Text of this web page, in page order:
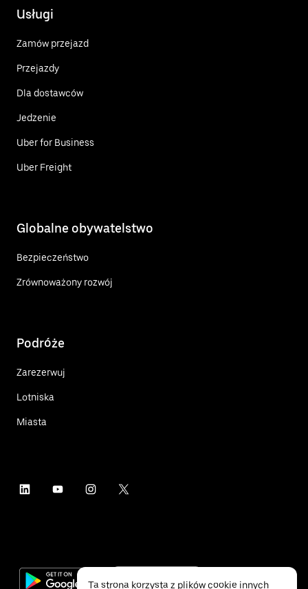
Usługi
Zamów przejazd
Przejazdy
Dla dostawców
Jedzenie
Uber for Business
Uber Freight
Globalne obywatelstwo
Bezpieczeństwo
Zrównoważony rozwój
Podróże
Zarezerwuj
Lotniska
Miasta
Ta strona korzysta z plików cookie innych